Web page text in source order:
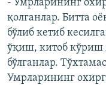
- Умрларининг
қолганлар. Битта
бўлиб кетиб
ўқиш, китоб кўриш
бўлганлар.
Умрларининг